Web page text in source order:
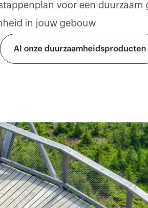
voor een duurzaam
in jouw gebouw
Al onze duurzaamheidsproducten